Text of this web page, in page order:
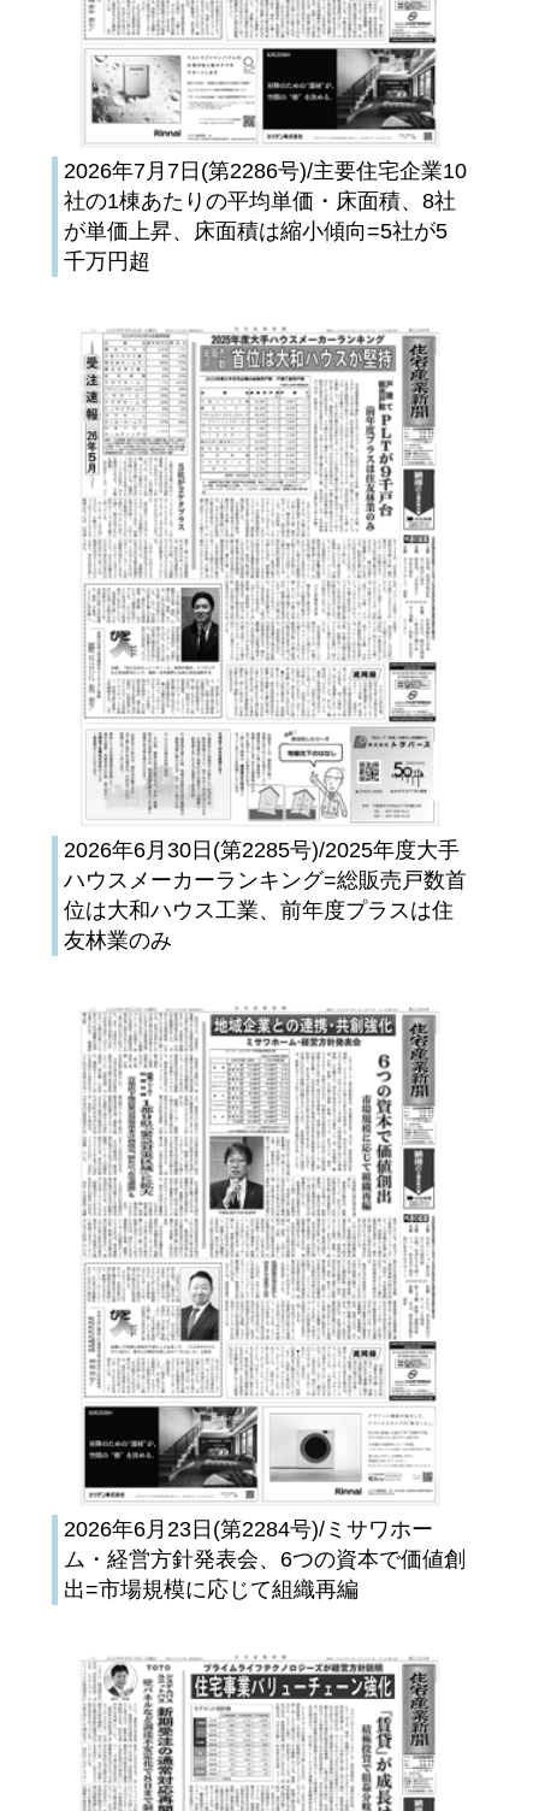
2026年7月7日(第2286号)/主要住宅企業10
社の1棟あたりの平均単価・床面積、8社
が単価上昇、床面積は縮小傾向=5社が5
千万円超
2026年6月30日(第2285号)/2025年度大手
ハウスメーカーランキング=総販売戸数首
位は大和ハウス工業、前年度プラスは住
友林業のみ
2026年6月23日(第2284号)/ミサワホー
ム・経営方針発表会、6つの資本で価値創
出=市場規模に応じて組織再編